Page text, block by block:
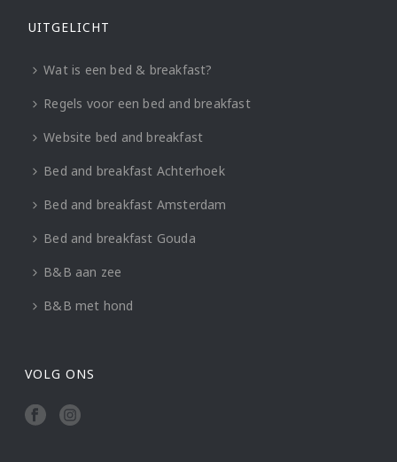
UITGELICHT
Wat is een bed & breakfast?
Regels voor een bed and breakfast
Website bed and breakfast
Bed and breakfast Achterhoek
Bed and breakfast Amsterdam
Bed and breakfast Gouda
B&B aan zee
B&B met hond
VOLG ONS